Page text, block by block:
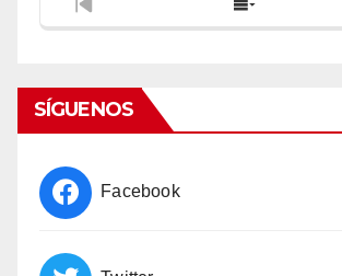
Previous
Episode
Show
Episodes
SÍGUENOS
Facebook